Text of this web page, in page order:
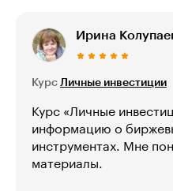
Ирина
Курс Личные инвестиции
Курс «Личные
информацию о
инструментах. Мне
материалы.